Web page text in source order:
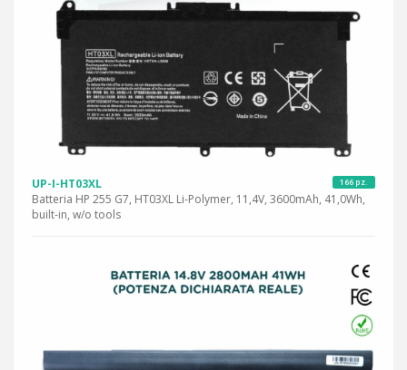
166 pz.
UP-I-HT03XL
Batteria HP 255 G7, HT03XL Li-Polymer, 11,4V, 3600mAh, 41,0Wh,
built-in, w/o tools